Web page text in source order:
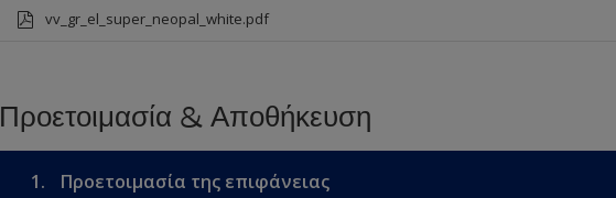
vv_gr_el_super_neopal_white.pdf
Προετοιμασία & Αποθήκευση
1. Προετοιμασία της επιφάνειας